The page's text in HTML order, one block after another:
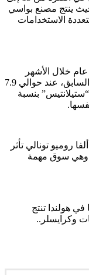
على حوالي 2000 عامل، حيث ينتج مصنع بواسي
متعددة الاستخدامات
خلال الأشهر
السبعة الأولى من العام الحالي مقارنة بالعام السابق، عند حوالي 7.9
بنسبة
روميو تونالي تأثر
وهي سوق مهمة
هولندا تنتج
وكرايسلر..